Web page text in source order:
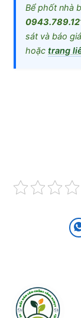
Bể phốt nhà
sát và báo
hoặc trang